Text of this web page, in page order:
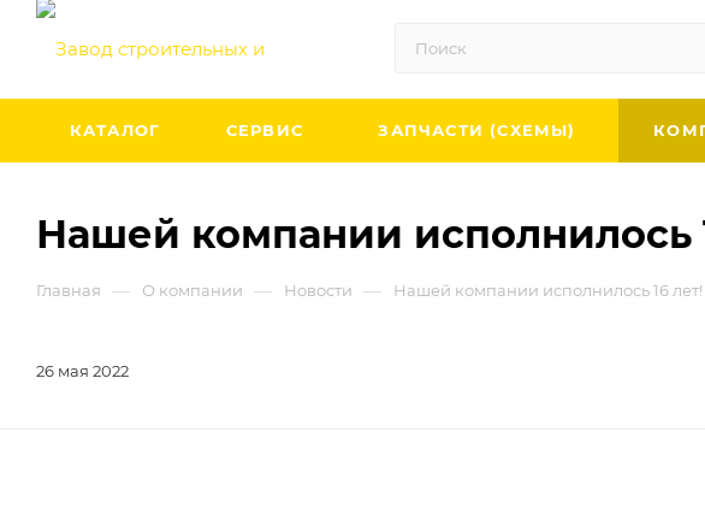
КАТАЛОГ СЕРВИС ЗАПЧАСТИ (СХЕМЫ)
Нашей компании исполнилось
Главная — О компании — Новости — Нашей компании исполнилось 16 лет!
26 мая 2022